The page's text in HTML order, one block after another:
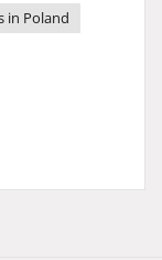
in Poland